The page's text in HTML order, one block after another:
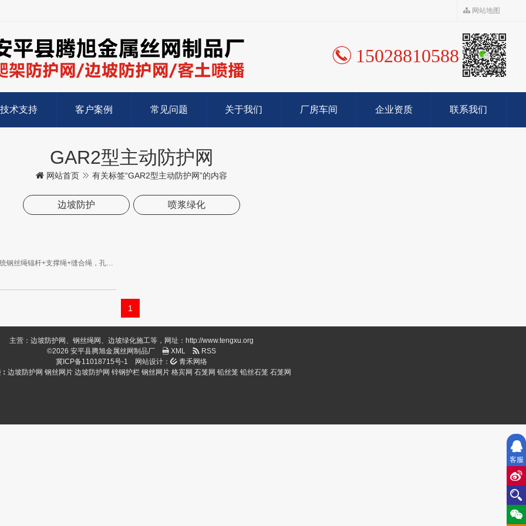
网站地图
15028810588
技术支持 客户案例 常见问题 关于我们 厂房车间 企业资质 联系我们
GAR2型主动防护网
网站首页 有关标签“GAR2型主动防护网”的内容
边坡防护 喷浆绿化
GAR2型主动防护网网型采用钢丝绳网，结构配置为系统钢丝绳锚杆+支撑绳+缝合绳，孔口凹坑+张拉[或边...
1
客服
主营：边坡防护网、钢丝绳网、边坡绿化施工等，网址：http://www.tengxu.org
©2026 安平县腾旭金属丝网制品厂
XML
RSS
冀ICP备11018715号-1 网站设计：
青禾网络
边坡防护网 钢丝网片 边坡防护网 锌钢护栏 钢丝网片 格宾网 石笼网 铅丝笼 铅丝石笼 石笼网